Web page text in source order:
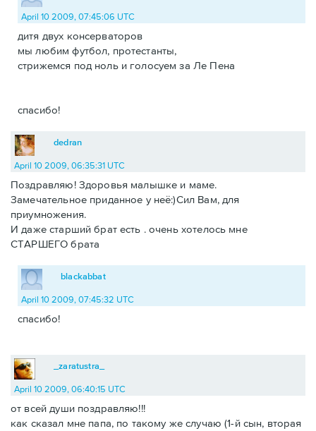
April 10 2009, 07:45:06 UTC
дитя двух консерваторов
мы любим футбол, протестанты,
стрижемся под ноль и голосуем за Ле Пена
спасибо!
dedran
April 10 2009, 06:35:31 UTC
Поздравляю! Здоровья малышке и маме.
Замечательное приданное у неё:)Сил Вам, для
приумножения.
И даже старший брат есть . очень хотелось мне
СТАРШЕГО брата
blackabbat
April 10 2009, 07:45:32 UTC
спасибо!
_zaratustra_
April 10 2009, 06:40:15 UTC
от всей души поздравляю!!!
как сказал мне папа, по такому же случаю (1-й сын, вторая